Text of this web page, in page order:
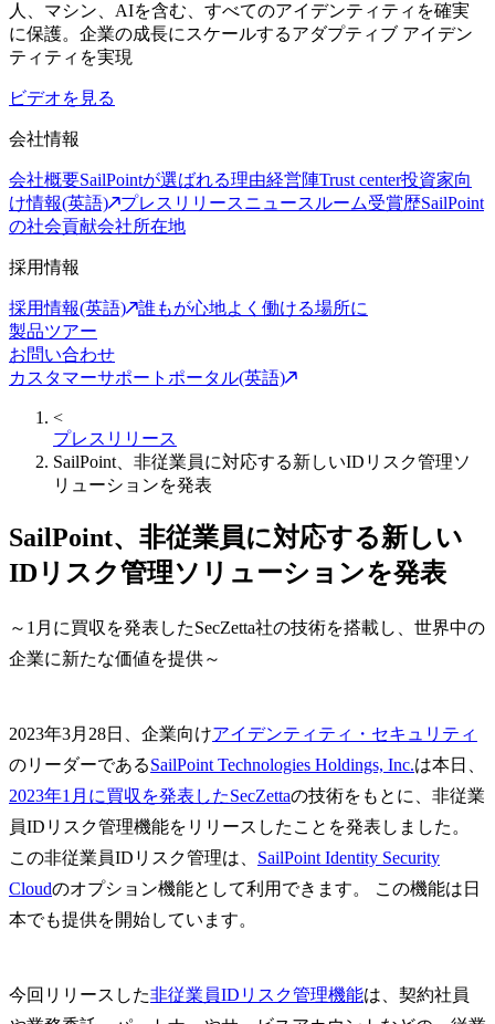
人、マシン、AIを含む、すべてのアイデンティティを確実
に保護。企業の成長にスケールするアダプティブ アイデン
ティティを実現
ビデオを見る
会社情報
会社概要SailPointが選ばれる理由経営陣Trust center投資家向
け情報(英語)
プレスリリースニュースルーム受賞歴SailPoint
の社会貢献会社所在地
採用情報
採用情報(英語)
誰もが心地よく働ける場所に
製品ツアー
お問い合わせ
カスタマーサポートポータル(英語)
<
プレスリリース
SailPoint、非従業員に対応する新しいIDリスク管理ソ
リューションを発表
SailPoint、非従業員に対応する新しい
IDリスク管理ソリューションを発表
～1月に買収を発表したSecZetta社の技術を搭載し、世界中の
企業に新たな価値を提供～
2023年3月28日、企業向けアイデンティティ・セキュリティ
のリーダーであるSailPoint Technologies Holdings, Inc.は本日、
2023年1月に買収を発表したSecZettaの技術をもとに、非従業
員IDリスク管理機能をリリースしたことを発表しました。
この非従業員IDリスク管理は、 SailPoint Identity Security
Cloudのオプション機能として利用できます。 この機能は日
本でも提供を開始しています。
今回リリースした非従業員IDリスク管理機能は、契約社員